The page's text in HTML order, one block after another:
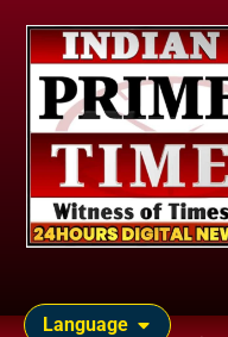
Language